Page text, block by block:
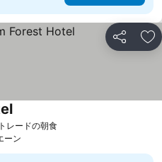
シェア お
レードの朝食
ーン